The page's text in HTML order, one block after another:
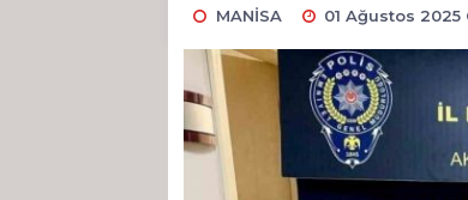
MANİSA 01 Ağustos 2025